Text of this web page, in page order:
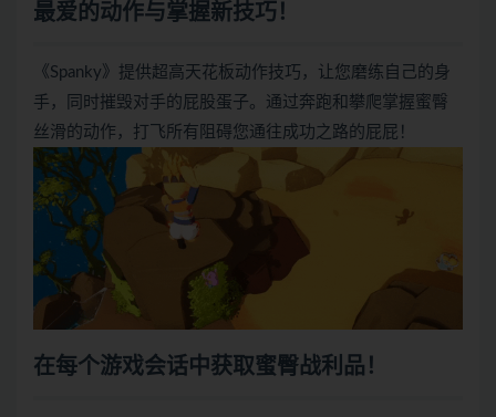
最爱的动作与掌握新技巧！
《Spanky》提供超高天花板动作技巧，让您磨练自己的身
手，同时摧毁对手的屁股蛋子。通过奔跑和攀爬掌握蜜臀
丝滑的动作，打飞所有阻碍您通往成功之路的屁屁！
在每个游戏会话中获取蜜臀战利品！